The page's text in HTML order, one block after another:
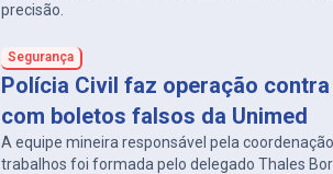
precisão.
Segurança
Polícia Civil faz operação
com boletos falsos da Unimed
A equipe mineira responsável pela
trabalhos foi formada pelo delegado Thales